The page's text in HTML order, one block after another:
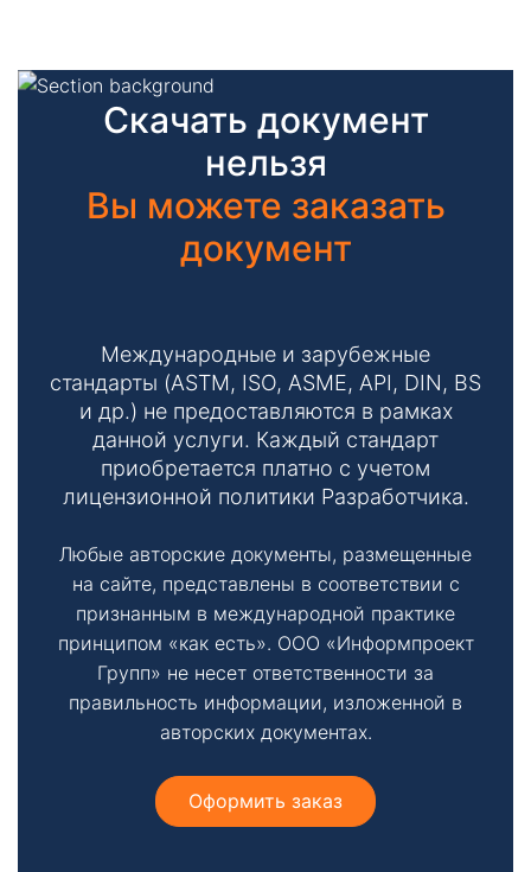
Скачать документ
нельзя
Вы можете заказать
документ
Международные и зарубежные
стандарты (ASTM, ISO, ASME, API, DIN, BS
и др.) не предоставляются в рамках
данной услуги. Каждый стандарт
приобретается платно с учетом
лицензионной политики Разработчика.
Любые авторские документы, размещенные
на сайте, представлены в соответствии с
признанным в международной практике
принципом «как есть». ООО «Информпроект
Групп» не несет ответственности за
правильность информации, изложенной в
авторских документах.
Оформить заказ